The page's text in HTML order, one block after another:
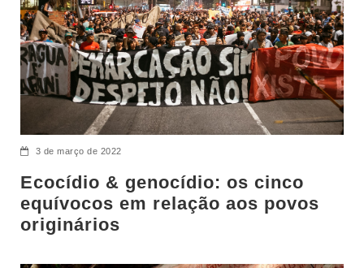
3 de março de 2022
Ecocídio & genocídio: os cinco
equívocos em relação aos povos
originários